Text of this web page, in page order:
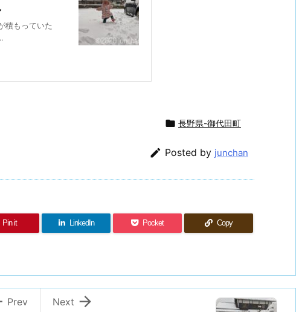
積もっていた
 長野県-御代田町
 Posted by junchan
Pin it LinkedIn Pocket Copy

Next
Prev